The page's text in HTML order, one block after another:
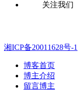
关注我们
湘ICP备20011628号-1
博客首页
博主介绍
留言博主